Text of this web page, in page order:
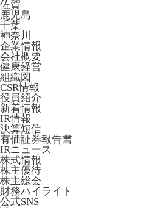
佐賀
鹿児島
千葉
神奈川
企業情報
会社概要
健康経営
組織図
CSR情報
役員紹介
新着情報
IR情報
決算短信
有価証券報告書
IRニュース
株式情報
株主優待
株主総会
財務ハイライト
公式SNS